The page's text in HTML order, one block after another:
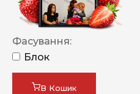
Фасування:
Блок
В Кошик